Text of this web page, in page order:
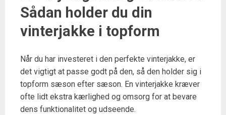
Sådan holder du din
vinterjakke i topform
Når du har investeret i den perfekte vinterjakke, er
det vigtigt at passe godt på den, så den holder sig i
topform sæson efter sæson. En vinterjakke kræver
ofte lidt ekstra kærlighed og omsorg for at bevare
dens funktionalitet og udseende.